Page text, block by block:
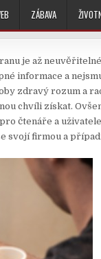
ZÁBAVA
je až
informace a
zdravý rozum a
chvíli získat.
čtenáře a
svojí firmou a